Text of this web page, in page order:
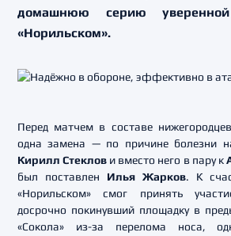
домашнюю серию
«Норильском».
Перед матчем в составе
одна замена — по причине болезни
Кирилл Стеклов и вместо него в пару к
был поставлен Илья Жарков. К
«Норильском» смог принять
досрочно покинувший площадку в
«Сокола» из-за перелома носа,